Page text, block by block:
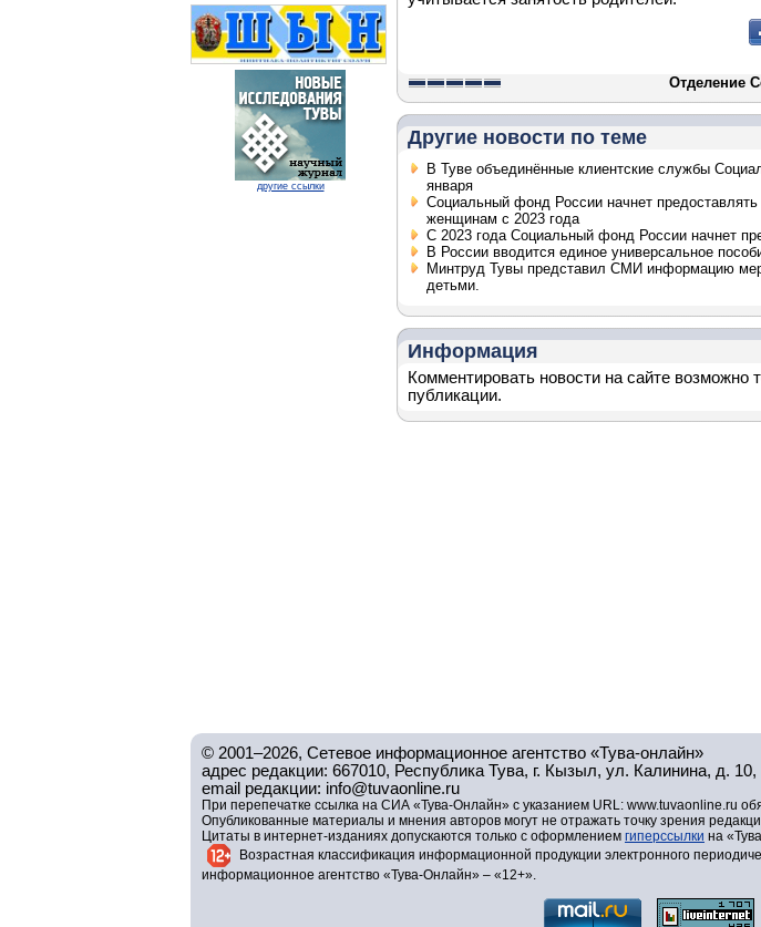
другие ссылки
Отделение
Другие новости по теме
В Туве объединённые клиентские службы
января
Социальный фонд России начнет
женщинам с 2023 года
С 2023 года Социальный фонд России начнет
В России вводится единое универсальное
Минтруд Тувы представил СМИ информацию
детьми.
Информация
Комментировать новости на сайте возможно
публикации.
© 2001–2026, Сетевое информационное агентство «Тува-онлайн»
адрес редакции: 667010, Республика Тува, г. Кызыл, ул. Калинина, д. 10,
email редакции: info@tuvaonline.ru
При перепечатке ссылка на СИА «Тува-Онлайн» с указанием URL: www.tuvaonline.ru
Опубликованные материалы и мнения авторов могут не отражать точку зрения
Цитаты в интернет-изданиях допускаются только с оформлением гиперссылки на
Возрастная классификация информационной продукции электронного
информационное агентство «Тува-Онлайн» – «12+».